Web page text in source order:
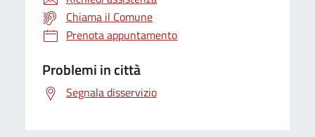
Chiama il Comune
Prenota appuntamento
Problemi in città
Segnala disservizio